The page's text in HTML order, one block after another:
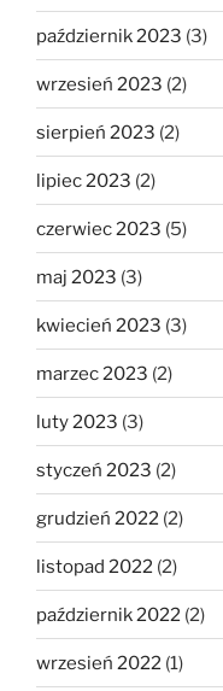
październik 2023 (3)
wrzesień 2023 (2)
sierpień 2023 (2)
lipiec 2023 (2)
czerwiec 2023 (5)
maj 2023 (3)
kwiecień 2023 (3)
marzec 2023 (2)
luty 2023 (3)
styczeń 2023 (2)
grudzień 2022 (2)
listopad 2022 (2)
październik 2022 (2)
wrzesień 2022 (1)